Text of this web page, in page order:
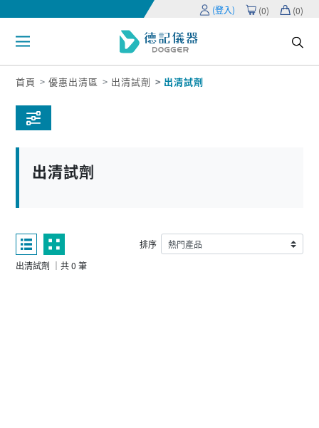
(登入) (0) (0)
首頁 優惠出清區 出清試劑 出清試劑
出清試劑
出清試劑 ｜共 0 筆
排序